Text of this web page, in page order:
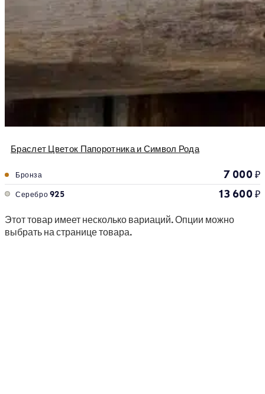
Браслет Цветок Папоротника и Символ Рода
Бронза 7 000₽
Серебро 925 13 600₽
Этот товар имеет несколько вариаций. Опции можно
выбрать на странице товара.